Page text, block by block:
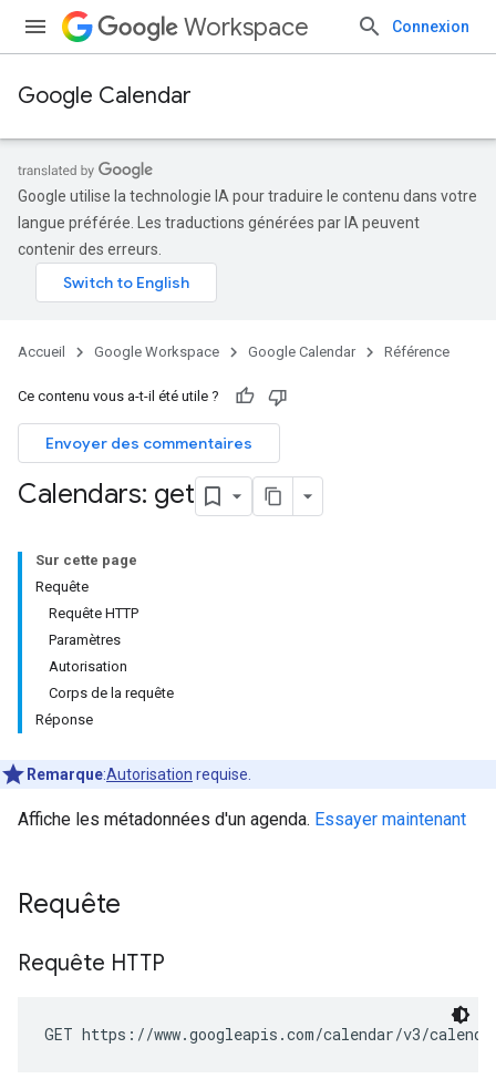
Workspace Connexion
Google Calendar
Google utilise la technologie IA pour traduire le contenu dans votre
langue préférée. Les traductions générées par IA peuvent
contenir des erreurs.
Accueil Google Workspace Google Calendar Référence
Ce contenu vous a-t-il été utile ?
Envoyer des commentaires
Calendars: get
Sur cette page
Requête
Requête HTTP
Paramètres
Autorisation
Corps de la requête
Réponse
Remarque:Autorisation requise.
Affiche les métadonnées d'un agenda. Essayer maintenant
Requête
Requête HTTP
GET https://www.googleapis.com/calendar/v3/